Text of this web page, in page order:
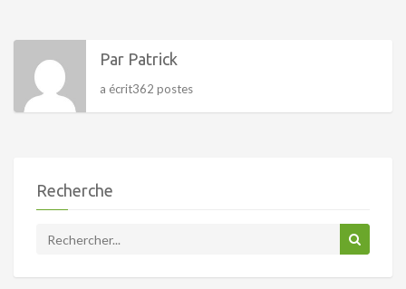
Par Patrick
a écrit362 postes
Recherche